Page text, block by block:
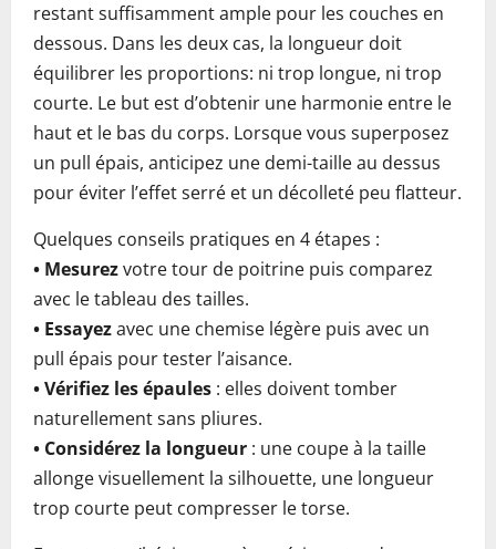
restant suffisamment ample pour les couches en
dessous. Dans les deux cas, la longueur doit
équilibrer les proportions: ni trop longue, ni trop
courte. Le but est d’obtenir une harmonie entre le
haut et le bas du corps. Lorsque vous superposez
un pull épais, anticipez une demi-taille au dessus
pour éviter l’effet serré et un décolleté peu flatteur.
Quelques conseils pratiques en 4 étapes :
• Mesurezvotre tour de poitrine puis comparez
avec le tableau des tailles.
• Essayezavec une chemise légère puis avec un
pull épais pour tester l’aisance.
• Vérifiez les épaules : elles doivent tomber
naturellement sans pliures.
• Considérez la longueur : une coupe à la taille
allonge visuellement la silhouette, une longueur
trop courte peut compresser le torse.